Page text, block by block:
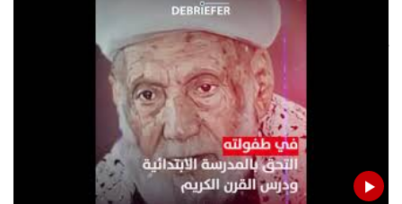
Crude Oil market expectations for the new decade
Houthi military spokesman: Tomorrow we reveal our
new military industries and developments in our field